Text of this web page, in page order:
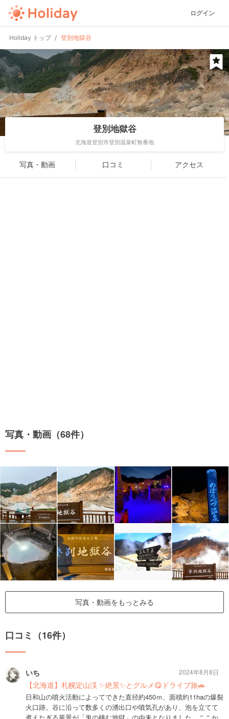
ログイン
Holiday トップ 登別地獄谷
登別地獄谷
北海道登別市登別温泉町無番地
写真・動画 口コミ アクセス
写真・動画（68件）
写真・動画をもっとみる
口コミ（16件）
いち
【北海道】札幌定山渓 ✨絶景✨とグルメ😋ドライブ旅🚗
日和山の噴火活動によってできた直径約450ｍ、面積約11haの爆裂
火口跡。谷に沿って数多くの湧出口や噴気孔があり、泡を立てて
煮えたぎる風景が「鬼の棲む地獄」の由来となりました。ここか
2024年8月8日